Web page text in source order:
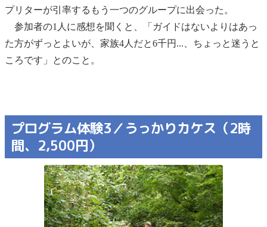
プリターが引率するもう一つのグループに出会った。
参加者の1人に感想を聞くと、「ガイドはないよりはあっ
た方がずっとよいが、家族4人だと6千円...、ちょっと迷うと
ころです」とのこと。
プログラム体験3／うっかりカケス（2時
間、2,500円）